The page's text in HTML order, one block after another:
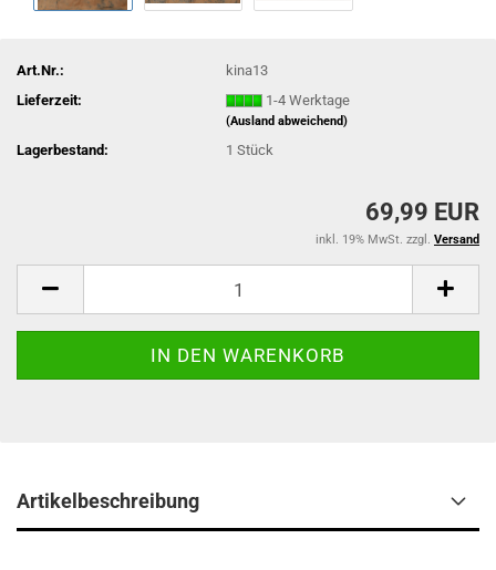
Art.Nr.:
kina13
Lieferzeit:
1-4 Werktage
(Ausland abweichend)
Lagerbestand: 1Stück
69,99 EUR
inkl. 19% MwSt. zzgl. Versand
Artikelbeschreibung